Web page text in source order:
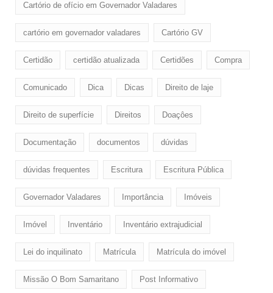
Cartório de ofício em Governador Valadares
cartório em governador valadares Cartório GV
Certidão certidão atualizada Certidões Compra
Comunicado Dica Dicas Direito de laje
Direito de superfície Direitos Doaçôes
Documentação documentos dúvidas
dúvidas frequentes Escritura Escritura Pública
Governador Valadares Importância Imóveis
Imóvel Inventário Inventário extrajudicial
Lei do inquilinato Matrícula Matrícula do imóvel
Missão O Bom Samaritano Post Informativo